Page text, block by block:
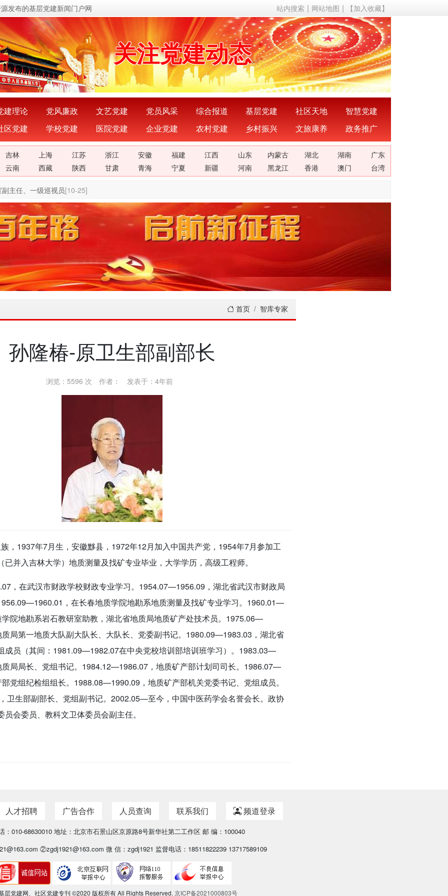
发布的基层党建新闻门户网 站内搜索 网站地图 【加入收藏】
传递党的声音
关注党建动态
展示党建成果
宣传党建成就
传播党建理论
密切党群关系
传递党的声音
建理论 党风廉政 文艺党建 党员风采 综合报道 基层党建 社区天地
智慧党建
区党建
学校党建 医院党建 企业党建 农村党建 乡村振兴 文旅康养 政务推广
吉林 上海 江苏 浙江 安徽 福建 江西 山东 内蒙古 湖北 湖南
广东
云南
西藏 陕西 甘肃 青海 宁夏 新疆 河南 黑龙江 香港 澳门 台湾
主任、一级巡视员[10-25]
首页 智库专家
孙隆椿-原卫生部副部长
浏览：5596 次 作者： 发表于：4年前
年7月生，安徽黟县，1972年12月加入中国共产党，1954年7月参加工
已并入吉林大学）地质测量及找矿专业毕业，大学学历，高级工程师。
在武汉市财政学校财政专业学习。1954.07—1956.09，湖北省武汉市财政局
，在长春地质学院地勘系地质测量及找矿专业学习。1960.01—
院地勘系岩石教研室助教，湖北省地质局地质矿产处技术员。1975.06—
局第一地质大队副大队长、大队长、党委副书记。1980.09—1983.03，湖北省
成员（其间：1981.09—1982.07在中央党校培训部培训班学习）。1983.03—
局局长、党组书记。1984.12—1986.07，地质矿产部计划司司长。1986.07—
党组纪检组组长。1988.08—1990.09，地质矿产部机关党委书记、党组成员。
卫生部副部长、党组副书记。2002.05—至今，中国中医药学会名誉会长。政协
会委员、教科文卫体委员会副主任。
人才招聘 广告合作 人员查询 联系我们 频道登录
：010-68630010 地址：北京市石景山区京原路8号新华社第二工作区 邮 编：100040
②zgdj1921@163.com 微 信：zgdj1921 监督电话：18511822239 13717589109
层党建网、社区党建专刊 ©2020 版权所有 All Rights Reserved. 京ICP备2021000803号